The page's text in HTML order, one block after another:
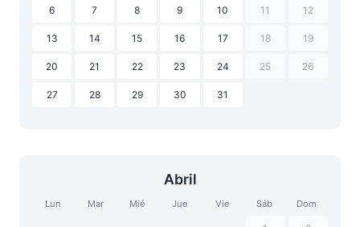
6 7 8 9 10 11 12
13 14 15 16 17 18 19
20 21 22 23 24 25 26
27 28 29 30 31
Abril
Lun Mar Mié Jue Vie Sáb Dom